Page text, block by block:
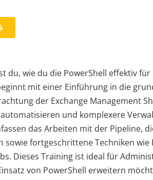
du, wie du die PowerShell effektiv
mit einer Einführung in die
der Exchange Management
und komplexere
das Arbeiten mit der Pipeline,
fortgeschrittene Techniken wie
Dieses Training ist ideal für
von PowerShell erweitern